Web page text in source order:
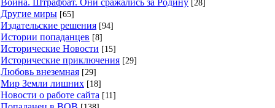
Война. Штрафбат. Они сражались за Родину [28]
Другие миры [65]
Издательские решения [94]
Истории попаданцев [8]
Исторические Новости [15]
Исторические приключения [29]
Любовь внеземная [29]
Мир Земли лишних [18]
Новости о работе сайта [11]